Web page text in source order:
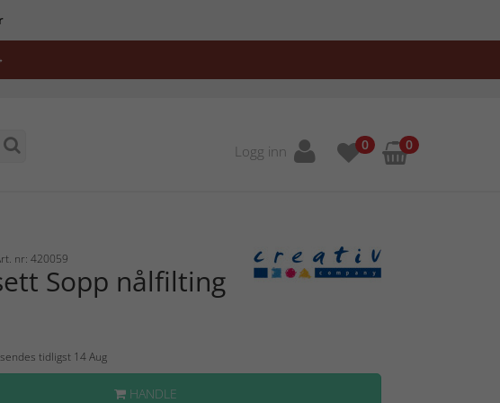
Logg inn 0 0
nr: 420059
Sopp nålfilting
tidligst 14 Aug
HANDLE